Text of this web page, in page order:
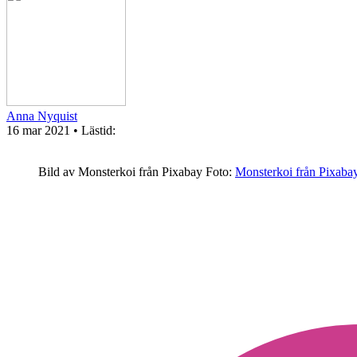
Anna Nyquist
16 mar 2021 • Lästid:
Bild av Monsterkoi från Pixabay Foto: Monsterkoi från